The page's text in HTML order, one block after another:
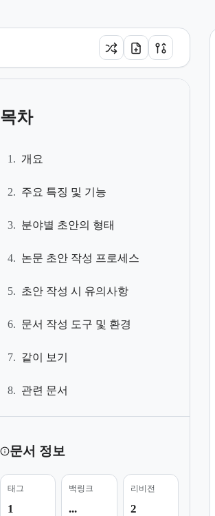
목차
1. 개요
2. 주요 특징 및 기능
3. 분야별 초안의 형태
4. 논문 초안 작성 프로세스
5. 초안 작성 시 유의사항
6. 문서 작성 도구 및 환경
7. 같이 보기
8. 관련 문서
문서 정보
태그
1
백링크
...
리비전
2